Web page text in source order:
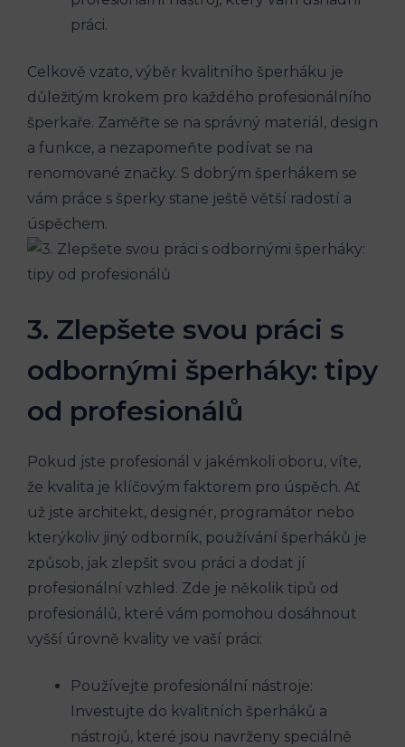
práci.
Celkově vzato, výběr kvalitního šperháku je
důležitým krokem pro každého profesionálního
šperkaře. Zaměřte se na správný materiál, design
a funkce, a nezapomeňte podívat se na
renomované značky. S dobrým šperhákem se
vám práce s šperky stane ještě větší radostí a
úspěchem.
3. Zlepšete svou práci s
odbornými šperháky: tipy
od profesionálů
Pokud jste profesionál v jakémkoli oboru, víte,
že kvalita je klíčovým faktorem pro úspěch. Ať
už jste architekt, designér, programátor nebo
kterýkoliv jiný odborník, používání šperháků je
způsob, jak zlepšit svou práci a dodat jí
profesionální vzhled. Zde je několik tipů od
profesionálů, které vám pomohou dosáhnout
vyšší úrovně kvality ve vaší práci:
Používejte profesionální nástroje:
Investujte do kvalitních šperháků a
nástrojů, které jsou navrženy speciálně